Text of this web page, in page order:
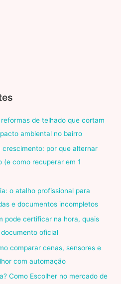
de telhado que cortam
ambiental no bairro
por que alternar
(e como recuperar em 1
o atalho profissional para
e documentos incompletos
pode certificar na hora, quais
oficial
comparar cenas, sensores e
com automação
Como Escolher no mercado de